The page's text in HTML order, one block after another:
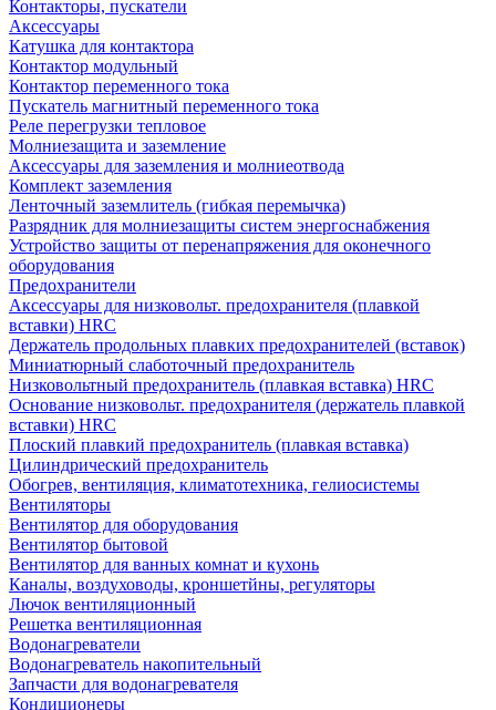
Контакторы, пускатели
Аксессуары
Катушка для контактора
Контактор модульный
Контактор переменного тока
Пускатель магнитный переменного тока
Реле перегрузки тепловое
Молниезащита и заземление
Аксессуары для заземления и молниеотвода
Комплект заземления
Ленточный заземлитель (гибкая перемычка)
Разрядник для молниезащиты систем энергоснабжения
Устройство защиты от перенапряжения для оконечного
оборудования
Предохранители
Аксессуары для низковольт. предохранителя (плавкой
вставки) HRC
Держатель продольных плавких предохранителей (вставок)
Миниатюрный слаботочный предохранитель
Низковольтный предохранитель (плавкая вставка) HRC
Основание низковольт. предохранителя (держатель плавкой
вставки) HRC
Плоский плавкий предохранитель (плавкая вставка)
Цилиндрический предохранитель
Обогрев, вентиляция, климатотехника, гелиосистемы
Вентиляторы
Вентилятор для оборудования
Вентилятор бытовой
Вентилятор для ванных комнат и кухонь
Каналы, воздуховоды, кроншетйны, регуляторы
Лючок вентиляционный
Решетка вентиляционная
Водонагреватели
Водонагреватель накопительный
Запчасти для водонагревателя
Кондиционеры